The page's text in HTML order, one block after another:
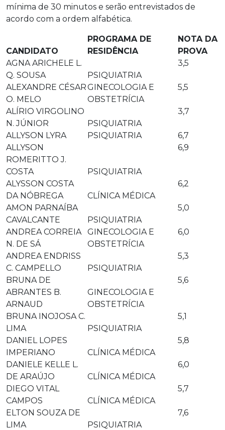
mínima de 30 minutos e serão entrevistados de
acordo com a ordem alfabética.
CANDIDATO
PROGRAMA DE
RESIDÊNCIA
NOTA DA
PROVA
AGNA ARICHELE L.
Q. SOUSA
PSIQUIATRIA
3,5
ALEXANDRE CÉSAR
O. MELO
GINECOLOGIA E
OBSTETRÍCIA
5,5
ALÍRIO VIRGOLINO
N. JÚNIOR
PSIQUIATRIA
3,7
ALLYSON LYRA PSIQUIATRIA
6,7
ALLYSON
ROMERITTO J.
COSTA
PSIQUIATRIA
6,9
ALYSSON COSTA
DA NÓBREGA
CLÍNICA MÉDICA
6,2
AMON PARNAÍBA
CAVALCANTE
PSIQUIATRIA
5,0
ANDREA CORREIA
N. DE SÁ
GINECOLOGIA E
OBSTETRÍCIA
6,0
ANDREA ENDRISS
C. CAMPELLO
PSIQUIATRIA
5,3
BRUNA DE
ABRANTES B.
ARNAUD
GINECOLOGIA E
OBSTETRÍCIA
5,6
BRUNA INOJOSA C.
LIMA
PSIQUIATRIA
5,1
DANIEL LOPES
IMPERIANO
CLÍNICA MÉDICA
5,8
DANIELE KELLE L.
DE ARAÚJO
CLÍNICA MÉDICA
6,0
DIEGO VITAL
CAMPOS
CLÍNICA MÉDICA
5,7
ELTON SOUZA DE
LIMA
PSIQUIATRIA
7,6